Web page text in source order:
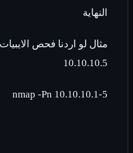
النهاية
10.10.10.5
nmap -Pn 10.10.10.1-5